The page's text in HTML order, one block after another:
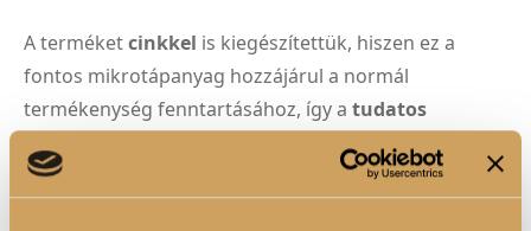
A terméketcinkkel is kiegészítettük, hiszen ez a
fontos mikrotápanyag hozzájárul a normál
termékenység fenntartásához, így a tudatos
időszakában is
hasznos támogatást nyújthat bevitele.